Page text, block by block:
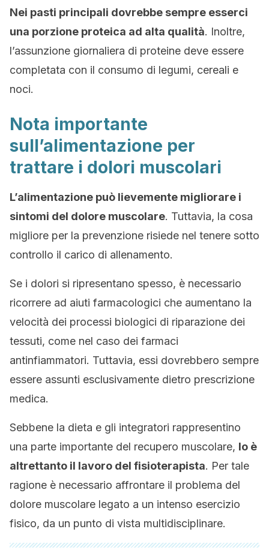
Nei pasti principali dovrebbe sempre esserci
una porzione proteica ad alta qualità. Inoltre,
l’assunzione giornaliera di proteine ​​deve essere
completata con il consumo di legumi, cereali e
noci.
Nota importante
sull’alimentazione per
trattare i dolori muscolari
L’alimentazione può lievemente migliorare i
sintomi del dolore muscolare. Tuttavia, la cosa
migliore per la prevenzione risiede nel tenere sotto
controllo il carico di allenamento.
Se i dolori si ripresentano spesso, è necessario
ricorrere ad aiuti farmacologici che aumentano la
velocità dei processi biologici di riparazione dei
tessuti, come nel caso dei farmaci
antinfiammatori. Tuttavia, essi dovrebbero sempre
essere assunti esclusivamente dietro prescrizione
medica.
Sebbene la dieta e gli integratori rappresentino
una parte importante del recupero muscolare, lo è
altrettanto il lavoro del fisioterapista. Per tale
ragione è necessario affrontare il problema del
dolore muscolare legato a un intenso esercizio
fisico, da un punto di vista multidisciplinare.